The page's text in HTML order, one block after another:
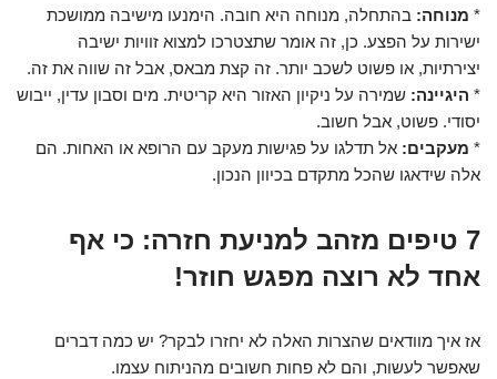
* מנוחה: בהתחלה, מנוחה היא חובה. הימנעו מישיבה ממושכת
ישירות על הפצע. כן, זה אומר שתצטרכו למצוא זוויות ישיבה
יצירתיות, או פשוט לשכב יותר. זה קצת מבאס, אבל זה שווה את זה.
* היגיינה: שמירה על ניקיון האזור היא קריטית. מים וסבון עדין, ייבוש
יסודי. פשוט, אבל חשוב.
* מעקבים: אל תדלגו על פגישות מעקב עם הרופא או האחות. הם
אלה שידאגו שהכל מתקדם בכיוון הנכון.
7 טיפים מזהב למניעת חזרה: כי אף
אחד לא רוצה מפגש חוזר!
אז איך מוודאים שהצרות האלה לא יחזרו לבקר? יש כמה דברים
שאפשר לעשות, והם לא פחות חשובים מהניתוח עצמו.